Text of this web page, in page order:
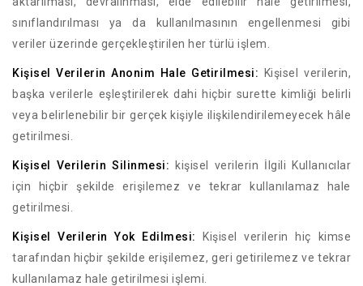
sınıflandırılması ya da kullanılmasının engellenmesi gibi
veriler üzerinde gerçekleştirilen her türlü işlem.
Kişisel Verilerin Anonim Hale Getirilmesi: Kişisel verilerin,
başka verilerle eşleştirilerek dahi hiçbir surette kimliği belirli
veya belirlenebilir bir gerçek kişiyle ilişkilendirilemeyecek hâle
getirilmesi.
Kişisel Verilerin Silinmesi: kişisel verilerin İlgili Kullanıcılar
için hiçbir şekilde erişilemez ve tekrar kullanılamaz hale
getirilmesi.
Kişisel Verilerin Yok Edilmesi:
Kişisel verilerin hiç kimse
tarafından hiçbir şekilde erişilemez, geri getirilemez ve tekrar
kullanılamaz hale getirilmesi işlemi.